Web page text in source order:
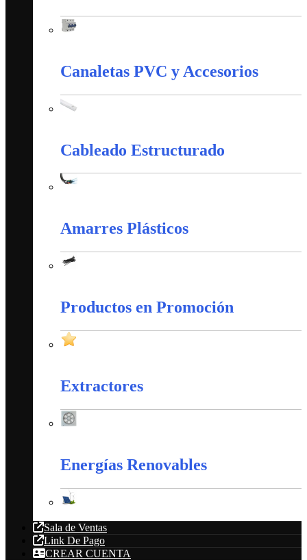
Canaletas PVC y Accesorios
Cableado Estructurado
Amarres Plásticos
Productos en Promoción
Extractores
Energías Renovables
Sala de Ventas
Link De Pago
CREAR CUENTA